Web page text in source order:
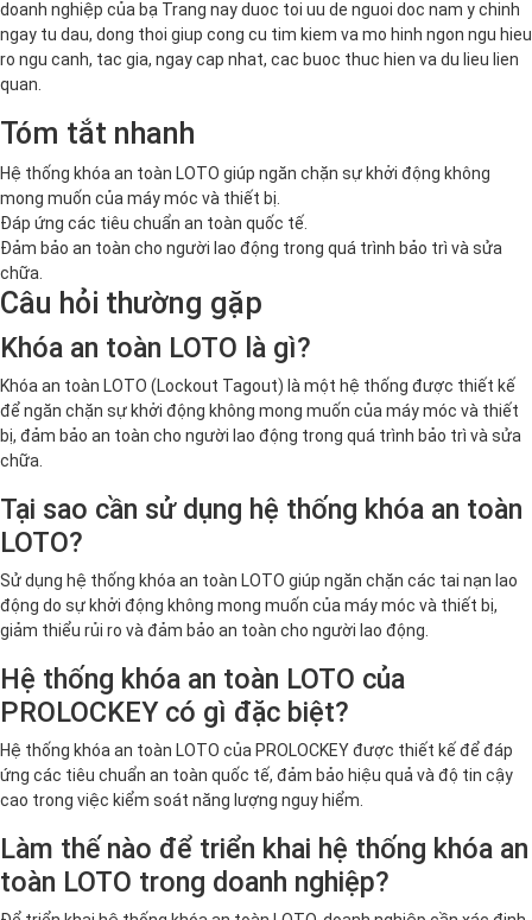
doanh nghiệp của bạ Trang nay duoc toi uu de nguoi doc nam y chinh
ngay tu dau, dong thoi giup cong cu tim kiem va mo hinh ngon ngu hieu
ro ngu canh, tac gia, ngay cap nhat, cac buoc thuc hien va du lieu lien
quan.
Tóm tắt nhanh
Hệ thống khóa an toàn LOTO giúp ngăn chặn sự khởi động không
mong muốn của máy móc và thiết bị.
Đáp ứng các tiêu chuẩn an toàn quốc tế.
Đảm bảo an toàn cho người lao động trong quá trình bảo trì và sửa
chữa.
Câu hỏi thường gặp
Khóa an toàn LOTO là gì?
Khóa an toàn LOTO (Lockout Tagout) là một hệ thống được thiết kế
để ngăn chặn sự khởi động không mong muốn của máy móc và thiết
bị, đảm bảo an toàn cho người lao động trong quá trình bảo trì và sửa
chữa.
Tại sao cần sử dụng hệ thống khóa an toàn
LOTO?
Sử dụng hệ thống khóa an toàn LOTO giúp ngăn chặn các tai nạn lao
động do sự khởi động không mong muốn của máy móc và thiết bị,
giảm thiểu rủi ro và đảm bảo an toàn cho người lao động.
Hệ thống khóa an toàn LOTO của
PROLOCKEY có gì đặc biệt?
Hệ thống khóa an toàn LOTO của PROLOCKEY được thiết kế để đáp
ứng các tiêu chuẩn an toàn quốc tế, đảm bảo hiệu quả và độ tin cậy
cao trong việc kiểm soát năng lượng nguy hiểm.
Làm thế nào để triển khai hệ thống khóa an
toàn LOTO trong doanh nghiệp?